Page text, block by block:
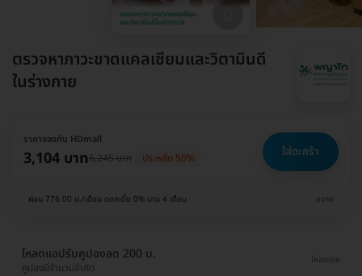
ตรวจหาภาวะขาดแคลเซียมและวิตามินดี
ในร่างกาย
ราคาจองกับ HDmall
3,104 บาท6,245 บาท ประหยัด 50% ใส่ตะกร้า
ผ่อน 776.00 บ./เดือน ดอกเบี้ย 0% นาน 4 เดือน ขยาย
โหลดแอปรับคูปองลด 200 บ.
คูปองมีจำนวนจำกัด
โหลดเลย